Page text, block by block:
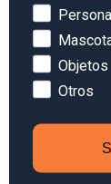
Nombre
Objetos
Otros